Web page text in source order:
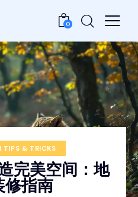
0
TIPS & TRICKS
完美空间：地
修指南